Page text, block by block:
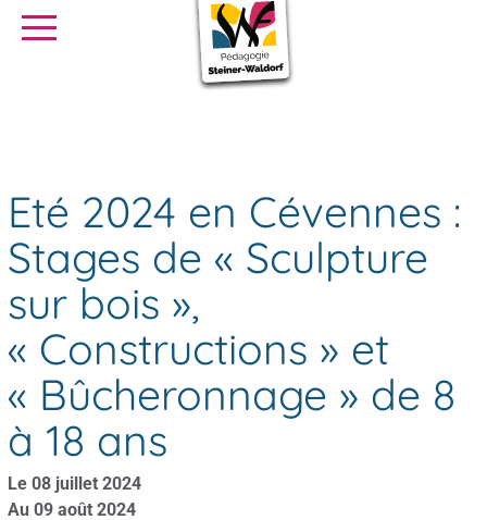
SE FORMER
Eté 2024 en Cévennes :
Stages de « Sculpture
sur bois »,
« Constructions » et
« Bûcheronnage » de 8
à 18 ans
Le 08 juillet 2024
Au 09 août 2024